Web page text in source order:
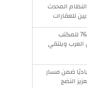
المحدث
للعقارات
وزير العدل يترأس الاجتماع الـ76 للمكتب
العرب ويلتقي
12 تعيينًا قياديًا ضمن مسار
النضج